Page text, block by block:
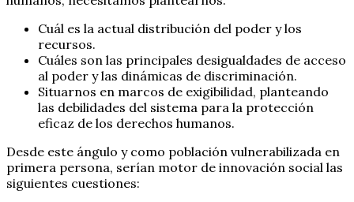
Cuál es la actual distribución del poder y los
recursos.
Cuáles son las principales desigualdades de acceso
al poder y las dinámicas de discriminación.
Situarnos en marcos de exigibilidad, planteando
las debilidades del sistema para la protección
eficaz de los derechos humanos.
Desde este ángulo y como población vulnerabilizada en
primera persona, serían motor de innovación social las
siguientes cuestiones: